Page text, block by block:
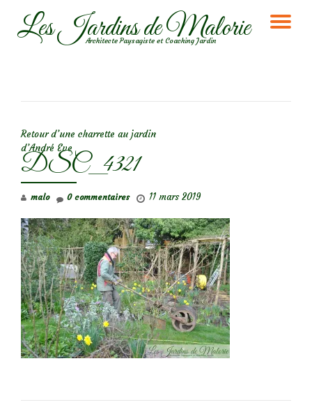
AllerLes Jardins de Malorie
Architecte Paysagiste et Coaching Jardin
Retour d’une charrette au jardin
d’André Eve
DSC_4321
malo 11 mars 2019
0 commentaires